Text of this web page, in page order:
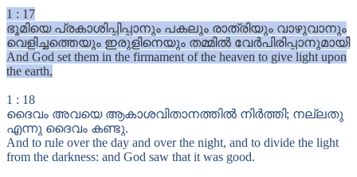
1 : 17
ഭൂമിയെ പ്രകാശിപ്പിപ്പാനും പകലും രാത്രിയും വാഴുവാനും
വെളിച്ചത്തെയും ഇരുളിനെയും തമ്മിൽ വേർപിരിപ്പാനുമായി
And God set them in the firmament of the heaven to give light upon
the earth,
1 : 18
ദൈവം അവയെ ആകാശവിതാനത്തിൽ നിർത്തി; നല്ലതു
എന്നു ദൈവം കണ്ടു.
And to rule over the day and over the night, and to divide the light
from the darkness: and God saw that it was good.